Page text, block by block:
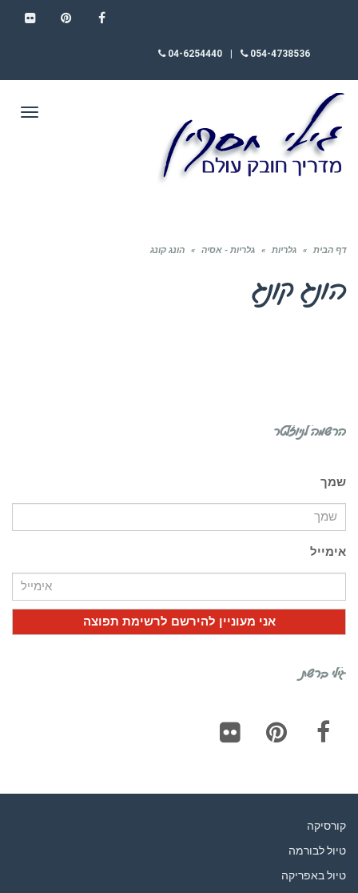
054-4738536
04-6254440
דף הבית » גלריות » גלריות - אסיה » הונג קונג
הונג קונג
הרשמה לניוזלטר
שמך
אימייל
גילי ברשת
קורסיקה
טיול לבורמה
טיול באפריקה